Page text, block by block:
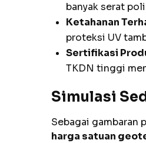
banyak serat
Ketahanan
proteksi UV
Sertifikasi
TKDN tinggi
Simulasi
Sebagai gambaran
harga satuan